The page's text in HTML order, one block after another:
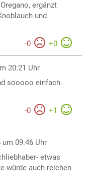
ergänzt
und
-0 +0
20:21 Uhr
sooooo einfach.
-0 +1
um 09:46 Uhr
etwas
würde auch reichen